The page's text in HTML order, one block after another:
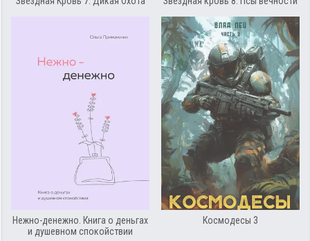
Нежно-денежно. Книга о деньгах
и душевном спокойствии
Космодесы 3